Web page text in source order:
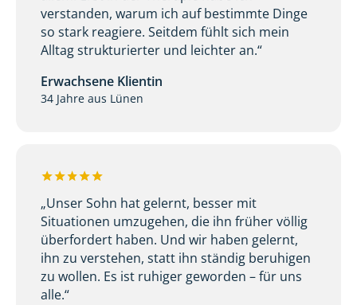
verstanden, warum ich auf bestimmte Dinge
so stark reagiere. Seitdem fühlt sich mein
Alltag strukturierter und leichter an.“
Erwachsene Klientin
34 Jahre aus Lünen
„Unser Sohn hat gelernt, besser mit
Situationen umzugehen, die ihn früher völlig
überfordert haben. Und wir haben gelernt,
ihn zu verstehen, statt ihn ständig beruhigen
zu wollen. Es ist ruhiger geworden – für uns
alle.“